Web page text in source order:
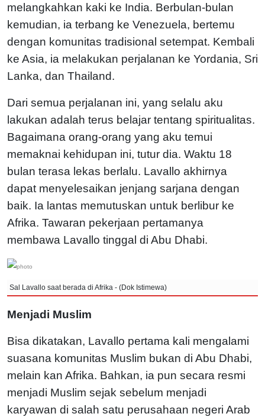
melangkahkan kaki ke India. Berbulan-bulan
kemudian, ia terbang ke Venezuela, bertemu
dengan komunitas tradisional setempat. Kembali
ke Asia, ia melakukan perjalanan ke Yordania, Sri
Lanka, dan Thailand.
Dari semua perjalanan ini, yang selalu aku
lakukan adalah terus belajar tentang spiritualitas.
Bagaimana orang-orang yang aku temui
memaknai kehidupan ini, tutur dia. Waktu 18
bulan terasa lekas berlalu. Lavallo akhirnya
dapat menyelesaikan jenjang sarjana dengan
baik. Ia lantas memutuskan untuk berlibur ke
Afrika. Tawaran pekerjaan pertamanya
membawa Lavallo tinggal di Abu Dhabi.
Sal Lavallo saat berada di Afrika - (Dok Istimewa)
Menjadi Muslim
Bisa dikatakan, Lavallo pertama kali mengalami
suasana komunitas Muslim bukan di Abu Dhabi,
melain kan Afrika. Bahkan, ia pun secara resmi
menjadi Muslim sejak sebelum menjadi
karyawan di salah satu perusahaan negeri Arab